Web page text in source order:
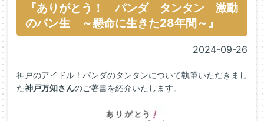
『ありがとう！ パンダ タンタン 激動
のパン生 ～懸命に生きた28年間～』
2024-09-26
神戸のアイドル！パンダのタンタンについて執筆いただきまし
た神戸万知さんのご著書を紹介いたします。